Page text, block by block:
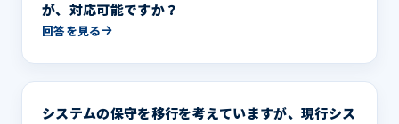
が、対応可能ですか？
回答を見る
システムの保守を移行を考えていますが、現行シス